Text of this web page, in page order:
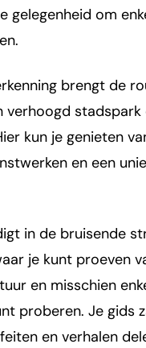
gelegenheid om
brengt de
verhoogd
kun je genieten
en een
in de bruisende
je kunt proeven
en misschien
proberen. Je gids
en verhalen